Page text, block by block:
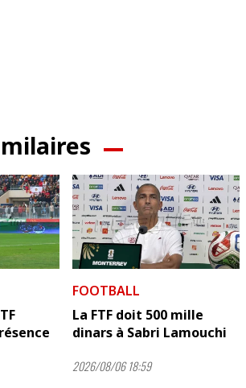
FOOTBALL
La FTF doit 500 mille
dinars à Sabri Lamouchi
2026/08/06 18:59